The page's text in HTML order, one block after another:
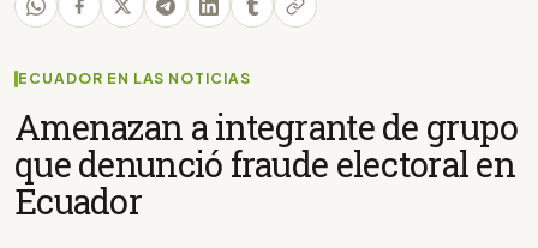
ECUADOR EN LAS NOTICIAS
Amenazan a integrante de grupo
que denunció fraude electoral en
Ecuador